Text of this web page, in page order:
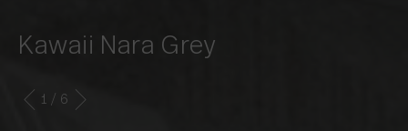
Kawaii Nara Grey
1 / 6